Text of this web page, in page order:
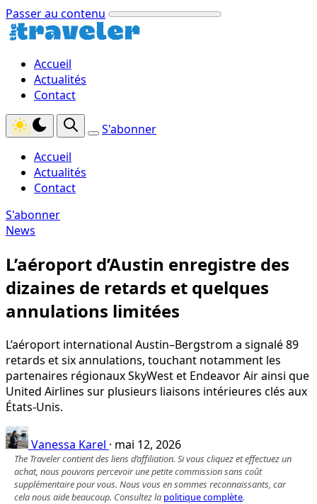
Passer au contenu
Accueil
Actualités
Contact
S'abonner
Accueil
Actualités
Contact
S'abonner
News
L’aéroport d’Austin enregistre des
dizaines de retards et quelques
annulations limitées
L’aéroport international Austin–Bergstrom a signalé 89
retards et six annulations, touchant notamment les
partenaires régionaux SkyWest et Endeavor Air ainsi que
United Airlines sur plusieurs liaisons intérieures clés aux
États‑Unis.
Vanessa Karel · mai 12, 2026
The Traveler contient des liens d’affiliation. Si vous cliquez et effectuez un
achat, nous pouvons percevoir une petite commission sans coût
supplémentaire pour vous. Nous vous en sommes reconnaissants, car
cela nous aide beaucoup. Consultez la politique complète.